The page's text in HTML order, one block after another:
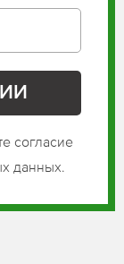
согласие
данных.